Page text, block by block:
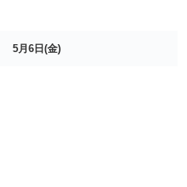
5月6日(金)